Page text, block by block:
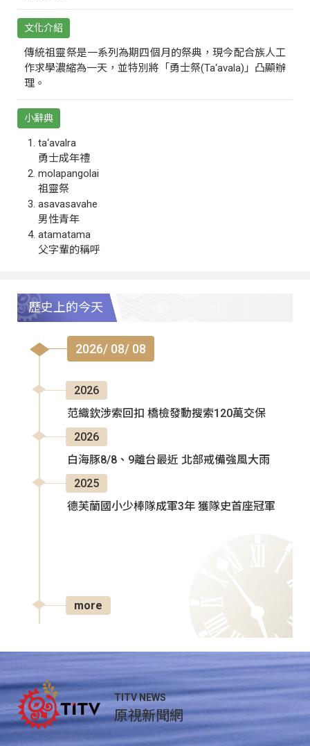
文化介紹
傳統祖靈祭是一系列為期四個月的祭典，現今配合族人工
作求學濃縮為一天，並特別將「勇士祭(Ta‘avala)」凸顯辦
理。
小辭典
ta‘avalra
勇士成年禮
molapangolai
祖靈祭
asavasavahe
男性青年
atamatama
父字輩的稱呼
歷史上的今天
2026/ 08/ 08
2026
范織欽涉索回扣 橋檢發動搜索120萬交保
2026
白海豚8/8、9離台最近 北部戒備強風大雨
2025
德芙蘭國小少棒隊成軍3年 獲隊史首座冠軍
more
TITV NEWS
原視新聞網